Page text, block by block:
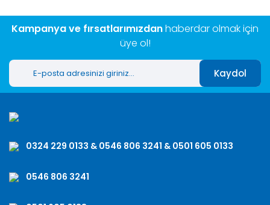
Kampanya ve fırsatlarımızdanhaberdar olmak için
üye ol!
Kaydol
0324 229 0133 & 0546 806 3241 & 0501 605 0133
0546 806 3241